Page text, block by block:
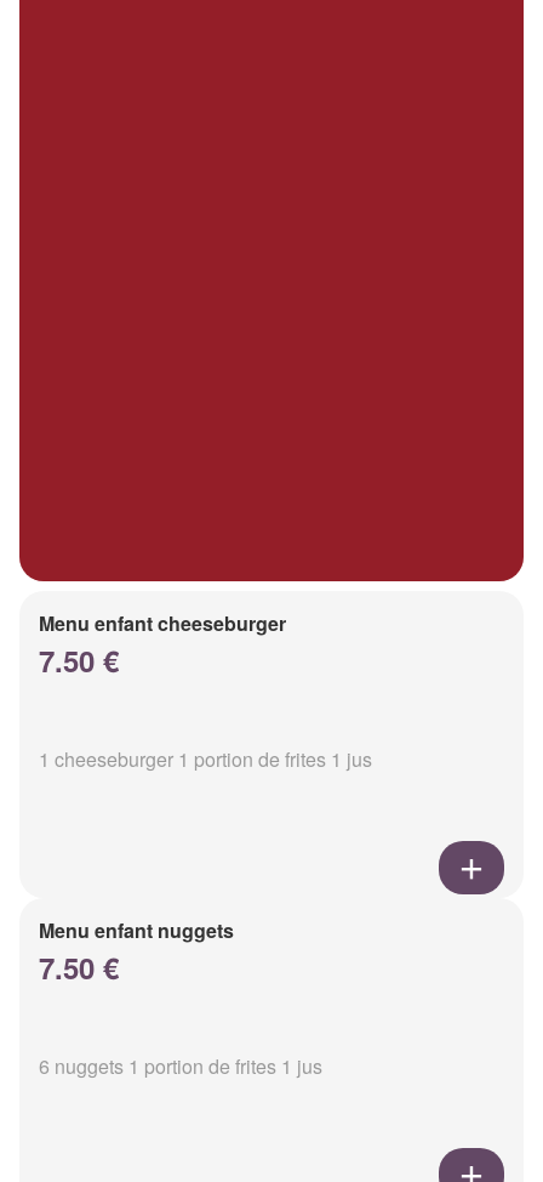
Menu enfant cheeseburger
7.50 €
1 cheeseburger 1 portion de frites 1 jus
Menu enfant nuggets
7.50 €
6 nuggets 1 portion de frites 1 jus